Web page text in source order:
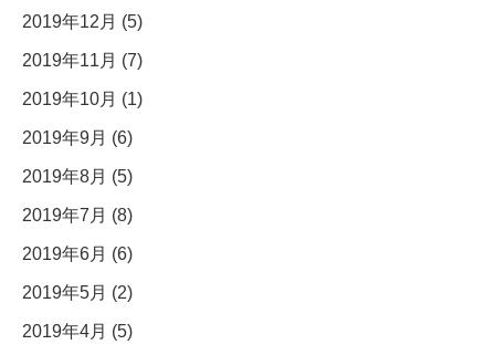
2019年12月 (5)
2019年11月 (7)
2019年10月 (1)
2019年9月 (6)
2019年8月 (5)
2019年7月 (8)
2019年6月 (6)
2019年5月 (2)
2019年4月 (5)